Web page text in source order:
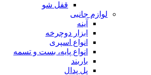
قفل شو
لوازم جانبی
آینه
ابزار دوچرخه
انواع اسپری
انواع پایه، بست و تسمه
باربند
پل پدال